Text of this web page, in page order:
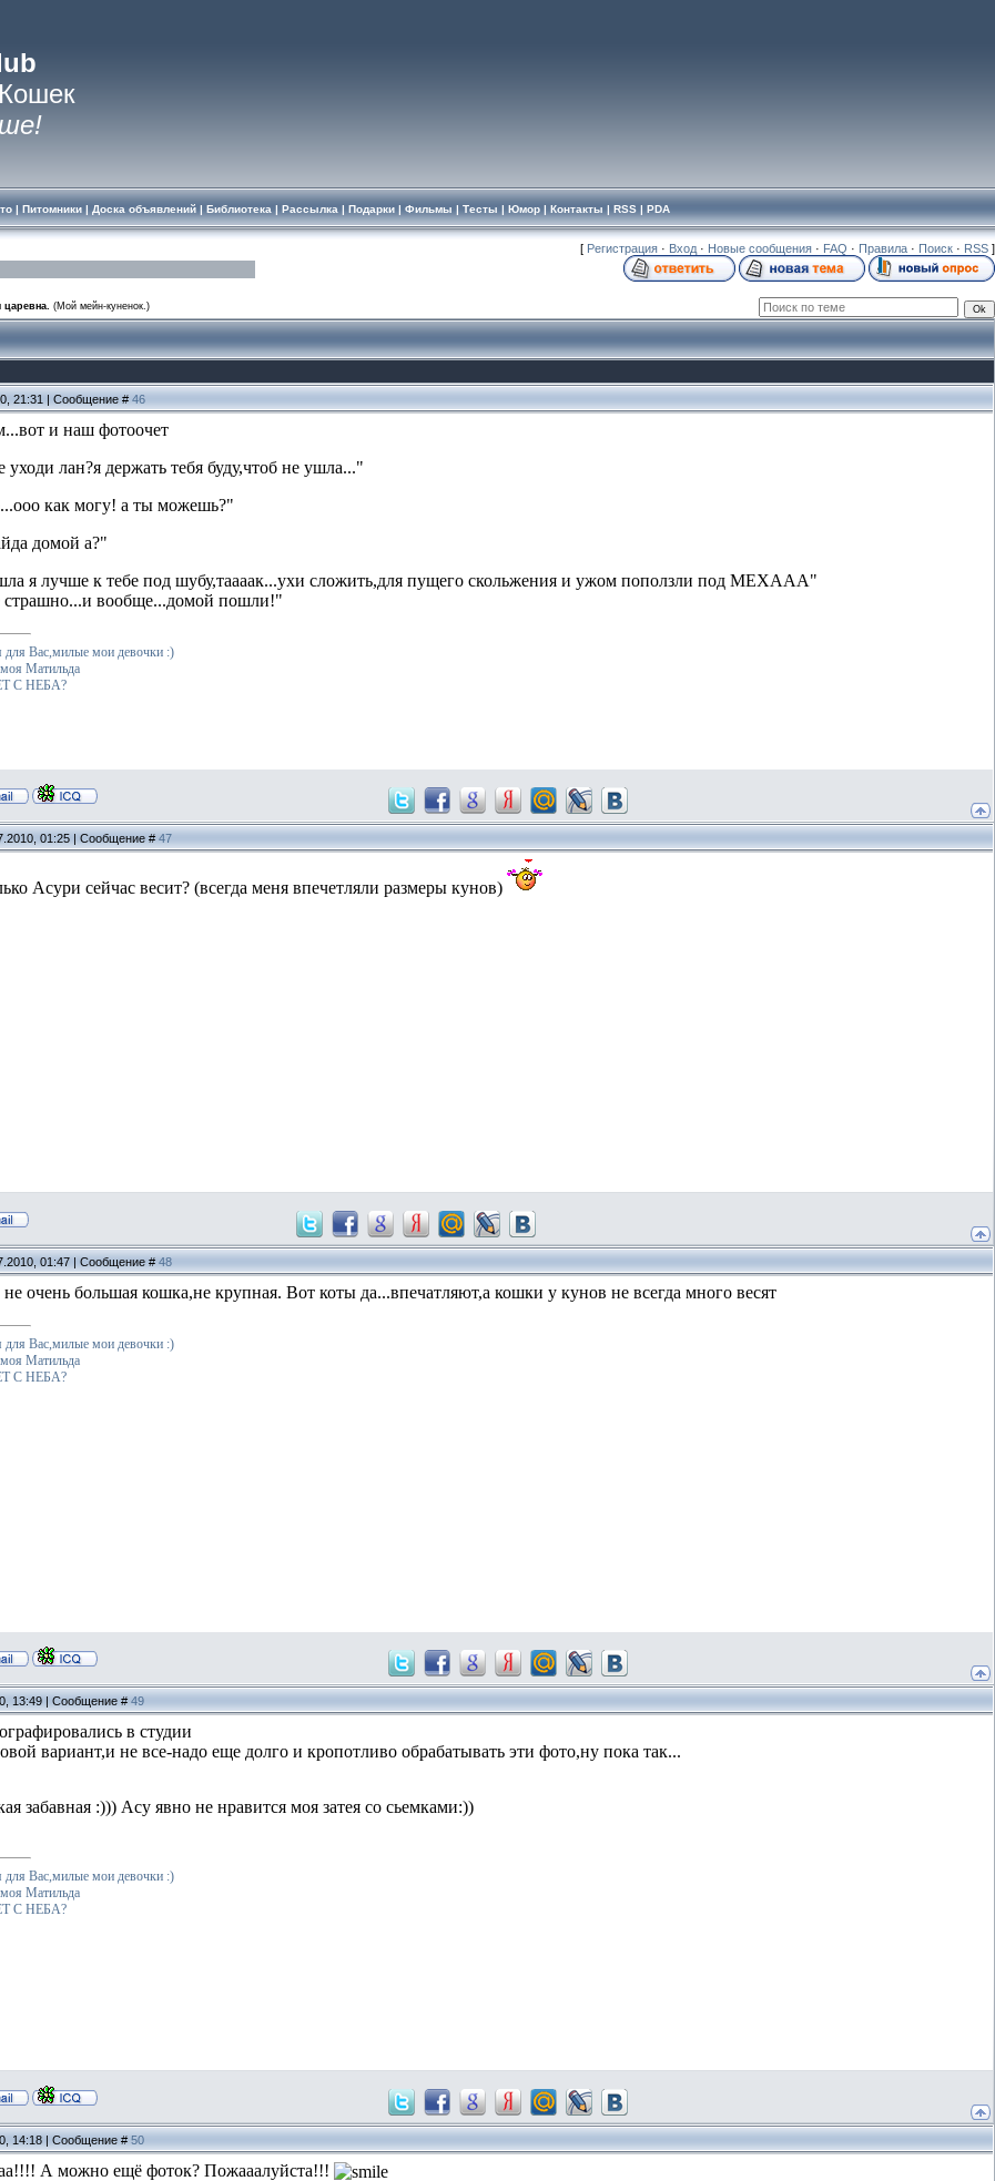
| Питомники| Доска объявлений| Библиотека | Рассылка | Подарки| Фильмы | Тесты | Юмор| Контакты | RSS| PDA
[ Регистрация · Вход · Новые сообщения · FAQ · Правила · Поиск · RSS ]
царевна. (Мой мейн-куненок.)
21:31 | Сообщение # 46
и наш фотоочет
лан?я держать тебя буду,чтоб не ушла..."
как могу! а ты можешь?"
домой а?"
я лучше к тебе под шубу,таааак...ухи сложить,для пущего скольжения и ужом поползли под МЕХААА"
страшно...и вообще...домой пошли!"
Вас,милые мои девочки :)
Матильда
С НЕБА?
01:25 | Сообщение # 47
Асури сейчас весит? (всегда меня впечетляли размеры кунов)
01:47 | Сообщение # 48
очень большая кошка,не крупная. Вот коты да...впечатляют,а кошки у кунов не всегда много весят
Вас,милые мои девочки :)
Матильда
С НЕБА?
13:49 | Сообщение # 49
в студии
вариант,и не все-надо еще долго и кропотливо обрабатывать эти фото,ну пока так...
забавная :))) Асу явно не нравится моя затея со сьемками:))
Вас,милые мои девочки :)
Матильда
С НЕБА?
14:18 | Сообщение # 50
А можно ещё фоток? Пожааалуйста!!!